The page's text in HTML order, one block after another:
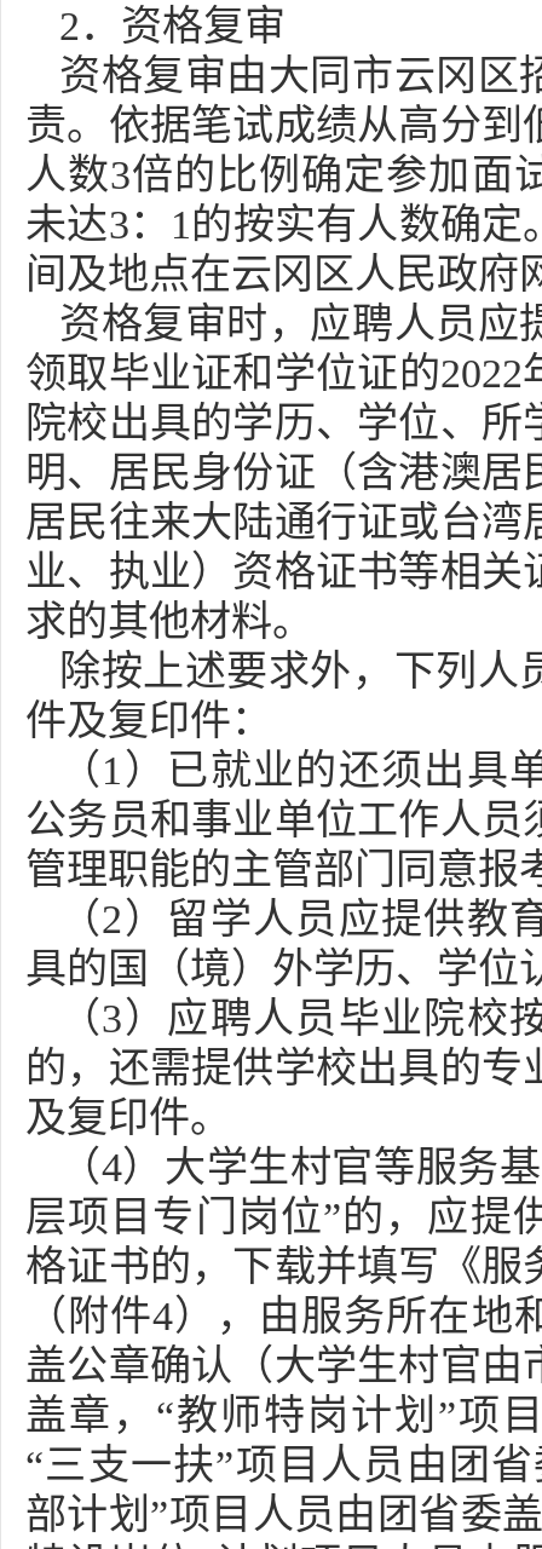
2．资格复审
资格复审由大同市云冈区
责。依据笔试成绩从高分
人数3倍的比例确定参加面
未达3：1的按实有人数确
间及地点在云冈区人民政府
资格复审时，应聘人员应
领取毕业证和学位证的
院校出具的学历、学位、
明、居民身份证（含港澳
居民往来大陆通行证或台
业、执业）资格证书等相
求的其他材料。
除按上述要求外，下列人
件及复印件：
（1）已就业的还须出具
公务员和事业单位工作人
管理职能的主管部门同意报
（2）留学人员应提供教
具的国（境）外学历、学位
（3）应聘人员毕业院校
的，还需提供学校出具的
及复印件。
（4）大学生村官等服务
层项目专门岗位”的，应提
格证书的，下载并填写《
（附件4），由服务所在
盖公章确认（大学生村官
盖章，“教师特岗计划”项
“三支一扶”项目人员由团
部计划”项目人员由团省委